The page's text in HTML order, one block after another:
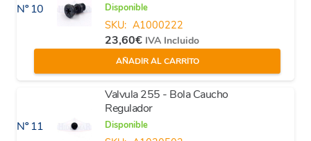
Nº 10 Disponible
SKU: A1000222
23,60€ IVA Incluido
AÑADIR AL CARRITO
Nº 11
Valvula 255 - Bola Caucho
Regulador
Disponible